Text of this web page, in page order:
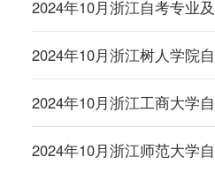
2024年10月浙江自考专业
2024年10月浙江树人学院
2024年10月浙江工商大学
2024年10月浙江师范大学